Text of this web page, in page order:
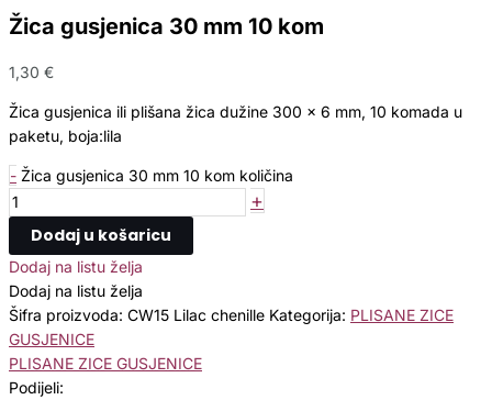
Žica gusjenica 30 mm 10 kom
1,30 €
Žica gusjenica ili plišana žica dužine 300 x 6 mm, 10 komada u
paketu, boja:lila
- Žica gusjenica 30 mm 10 kom količina
+
Dodaj u košaricu
Dodaj na listu želja
Dodaj na listu želja
Šifra proizvoda: CW15 Lilac chenille Kategorija: PLISANE ZICE
GUSJENICE
PLISANE ZICE GUSJENICE
Podijeli: